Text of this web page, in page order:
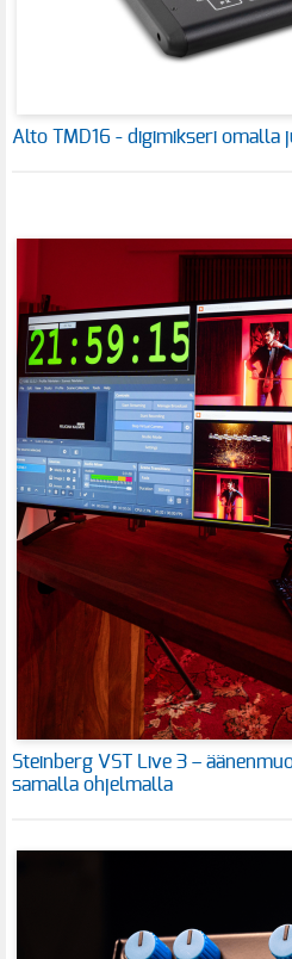
Alto TMD16 - digimikseri omalla
Steinberg VST Live 3 –
samalla ohjelmalla